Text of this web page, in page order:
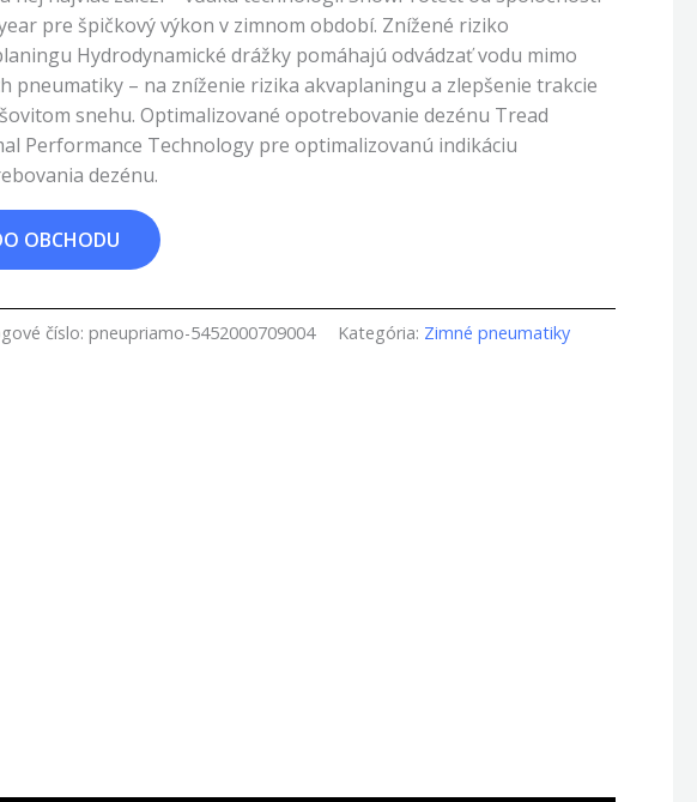
pre špičkový výkon v zimnom období. Znížené riziko
Hydrodynamické drážky pomáhajú odvádzať vodu mimo
pneumatiky – na zníženie rizika akvaplaningu a zlepšenie trakcie
snehu. Optimalizované opotrebovanie dezénu Tread
Performance Technology pre optimalizovanú indikáciu
dezénu.
OBCHODU
číslo:pneupriamo-5452000709004 Kategória: Zimné pneumatiky